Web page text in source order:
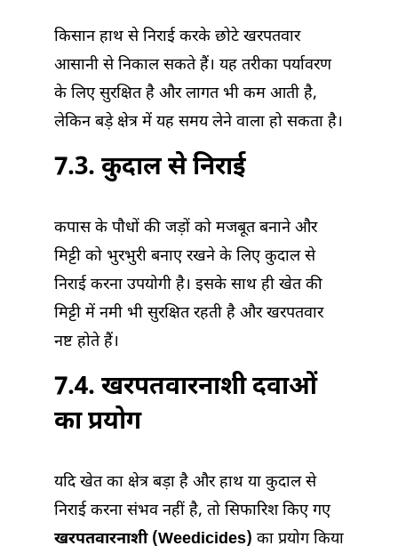
किसान हाथ से निराई करके छोटे खरपतवार
आसानी से निकाल सकते हैं। यह तरीका पर्यावरण
के लिए सुरक्षित है और लागत भी कम आती है,
लेकिन बड़े क्षेत्र में यह समय लेने वाला हो सकता है।
7.3. कुदाल से निराई
कपास के पौधों की जड़ों को मजबूत बनाने और
मिट्टी को भुरभुरी बनाए रखने के लिए कुदाल से
निराई करना उपयोगी है। इसके साथ ही खेत की
मिट्टी में नमी भी सुरक्षित रहती है और खरपतवार
नष्ट होते हैं।
7.4. खरपतवारनाशी दवाओं
का प्रयोग
यदि खेत का क्षेत्र बड़ा है और हाथ या कुदाल से
निराई करना संभव नहीं है, तो सिफारिश किए गए
खरपतवारनाशी (Weedicides) का प्रयोग किया